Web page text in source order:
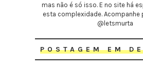
mas não é só isso. E no site há
esta complexidade. Acompanhe
@letsmurta
POSTAGEM EM